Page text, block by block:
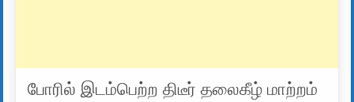
போரில் இடம்பெற்ற திடீர் தலைகீழ் மாற்றம்